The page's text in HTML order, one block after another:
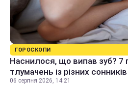
ГОРОСКОПИ
Наснилося, що випав зуб? 7
тлумачень із різних сонників
06 серпня 2026, 14:21